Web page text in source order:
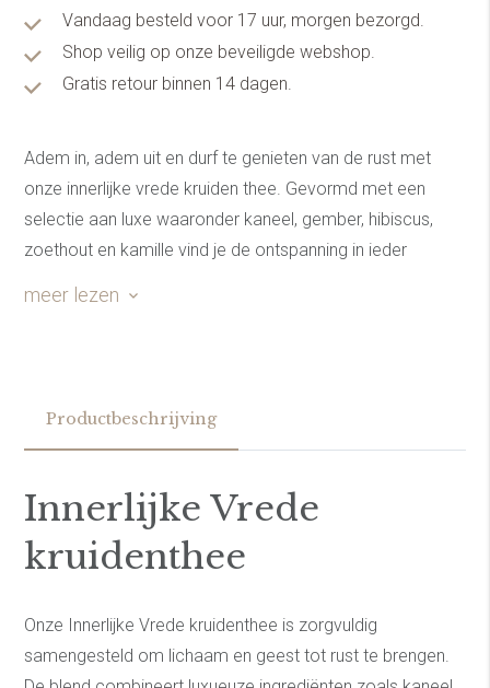
Vandaag besteld voor 17 uur, morgen bezorgd.
Shop veilig op onze beveiligde webshop.
Gratis retour binnen 14 dagen.
Adem in, adem uit en durf te genieten van de rust met
onze innerlijke vrede kruiden thee. Gevormd met een
selectie aan luxe waaronder kaneel, gember, hibiscus,
zoethout en kamille vind je de ontspanning in ieder
meer lezen
Productbeschrijving
Innerlijke Vrede
kruidenthee
Onze Innerlijke Vrede kruidenthee is zorgvuldig
samengesteld om lichaam en geest tot rust te brengen.